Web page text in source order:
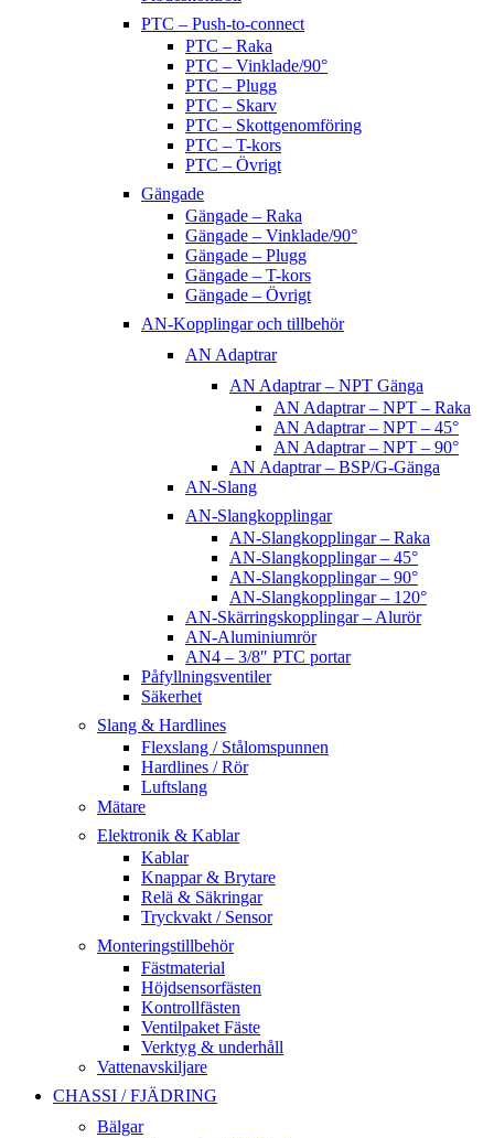
PTC – Push-to-connect
PTC – Raka
PTC – Vinklade/90°
PTC – Plugg
PTC – Skarv
PTC – Skottgenomföring
PTC – T-kors
PTC – Övrigt
Gängade
Gängade – Raka
Gängade – Vinklade/90°
Gängade – Plugg
Gängade – T-kors
Gängade – Övrigt
AN-Kopplingar och tillbehör
AN Adaptrar
AN Adaptrar – NPT Gänga
AN Adaptrar – NPT – Raka
AN Adaptrar – NPT – 45°
AN Adaptrar – NPT – 90°
AN Adaptrar – BSP/G-Gänga
AN-Slang
AN-Slangkopplingar
AN-Slangkopplingar – Raka
AN-Slangkopplingar – 45°
AN-Slangkopplingar – 90°
AN-Slangkopplingar – 120°
AN-Skärringskopplingar – Alurör
AN-Aluminiumrör
AN4 – 3/8″ PTC portar
Påfyllningsventiler
Säkerhet
Slang & Hardlines
Flexslang / Stålomspunnen
Hardlines / Rör
Luftslang
Mätare
Elektronik & Kablar
Kablar
Knappar & Brytare
Relä & Säkringar
Tryckvakt / Sensor
Monteringstillbehör
Fästmaterial
Höjdsensorfästen
Kontrollfästen
Ventilpaket Fäste
Verktyg & underhåll
Vattenavskiljare
CHASSI / FJÄDRING
Bälgar